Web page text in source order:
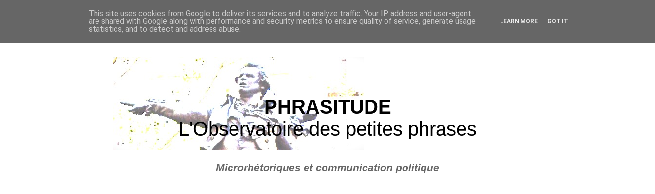
PHRASITUDE
L'Observatoire des petites phrases
Microrhétoriques et communication politique
This site uses cookies from Google to deliver its services and to analyze traffic. Your IP address and user-agent
are shared with Google along with performance and security metrics to ensure quality of service, generate usage
statistics, and to detect and address abuse.
LEARN MORE GOT IT